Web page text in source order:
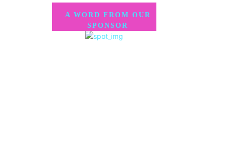
A WORD FROM OUR
SPONSOR